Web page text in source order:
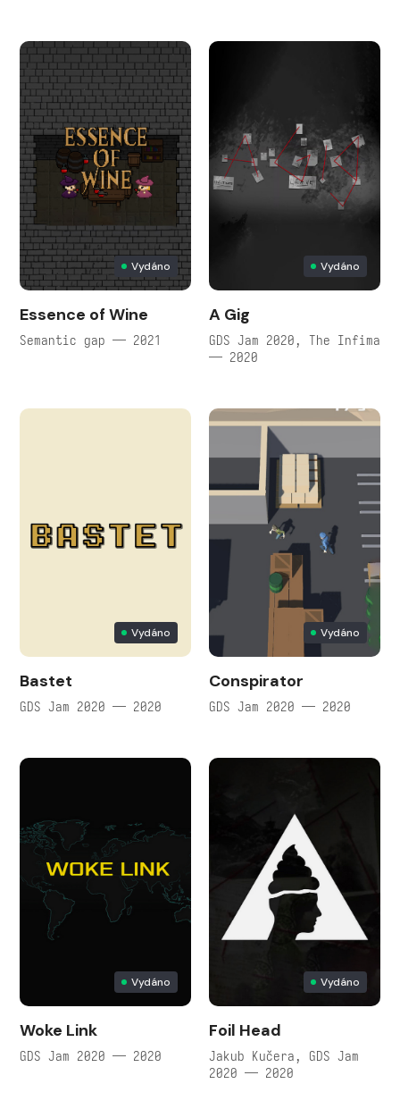
Vydáno
Essence of Wine
Semantic gap — 2021
Vydáno
A Gig
GDS Jam 2020, The Infima
— 2020
Vydáno
Bastet
GDS Jam 2020 — 2020
Vydáno
Conspirator
GDS Jam 2020 — 2020
Vydáno
Woke Link
GDS Jam 2020 — 2020
Vydáno
Foil Head
Jakub Kučera, GDS Jam
2020 — 2020